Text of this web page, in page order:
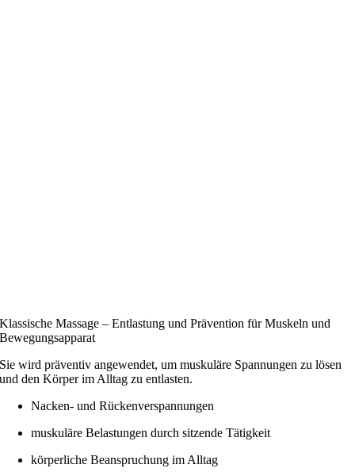
Klassische Massage – Entlastung und Prävention für Muskeln und
Bewegungsapparat
Sie wird präventiv angewendet, um muskuläre Spannungen zu lösen
und den Körper im Alltag zu entlasten.
Nacken- und Rückenverspannungen
muskuläre Belastungen durch sitzende Tätigkeit
körperliche Beanspruchung im Alltag